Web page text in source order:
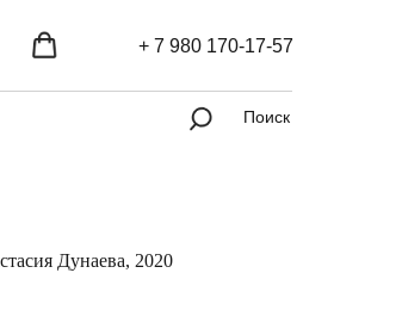
Поиск
+ 7 980 170-17-57
Дунаева, 2020